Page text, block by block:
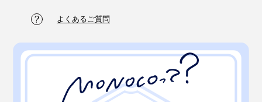
よくあるご質問